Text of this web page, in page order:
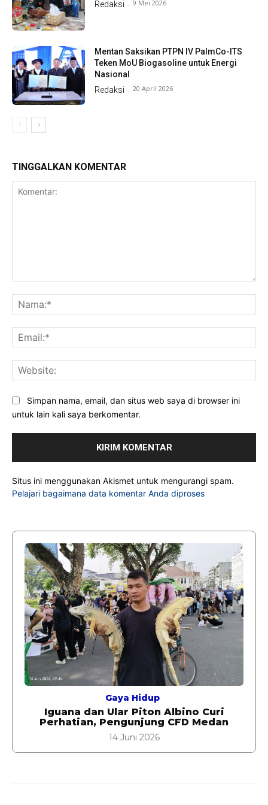
Redaksi - 9 Mei 2026
Mentan Saksikan PTPN IV PalmCo-ITS
Teken MoU Biogasoline untuk Energi
Nasional
Redaksi - 20 April 2026
TINGGALKAN KOMENTAR
Simpan nama, email, dan situs web saya di browser ini
untuk lain kali saya berkomentar.
Situs ini menggunakan Akismet untuk mengurangi spam.
Pelajari bagaimana data komentar Anda diproses
Gaya Hidup
Iguana dan Ular Piton Albino Curi
Perhatian, Pengunjung CFD Medan
14 Juni 2026